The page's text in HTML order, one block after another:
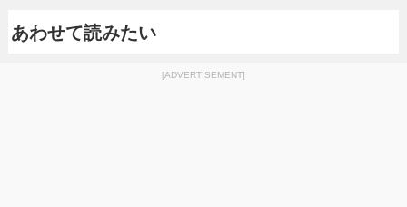
あわせて読みたい
[ADVERTISEMENT]